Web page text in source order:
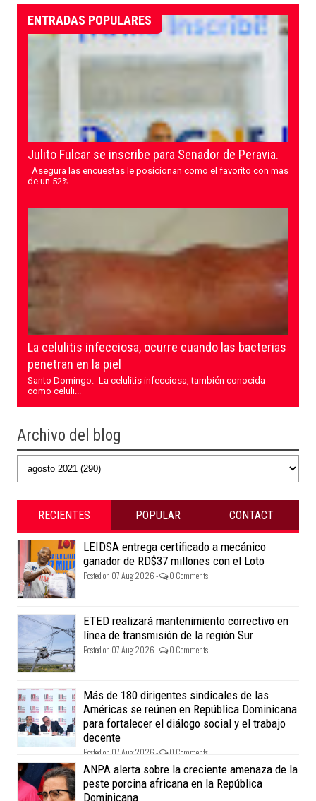
ENTRADAS POPULARES
Julito Fulcar se inscribe para Senador de Peravia.
Asegura las encuestas le posicionan como el favorito con mas
de un 52%...
La celulitis infecciosa, ocurre cuando las bacterias
penetran en la piel
Santo Domingo.- La celulitis infecciosa, también conocida
como celuli...
Archivo del blog
RECIENTES POPULAR CONTACT
LEIDSA entrega certificado a mecánico
ganador de RD$37 millones con el Loto
Posted on 07 Aug 2026 - 0 Comments
ETED realizará mantenimiento correctivo en
línea de transmisión de la región Sur
Posted on 07 Aug 2026 - 0 Comments
Más de 180 dirigentes sindicales de las
Américas se reúnen en República Dominicana
para fortalecer el diálogo social y el trabajo
decente
Posted on 07 Aug 2026 - 0 Comments
ANPA alerta sobre la creciente amenaza de la
peste porcina africana en la República
Dominicana